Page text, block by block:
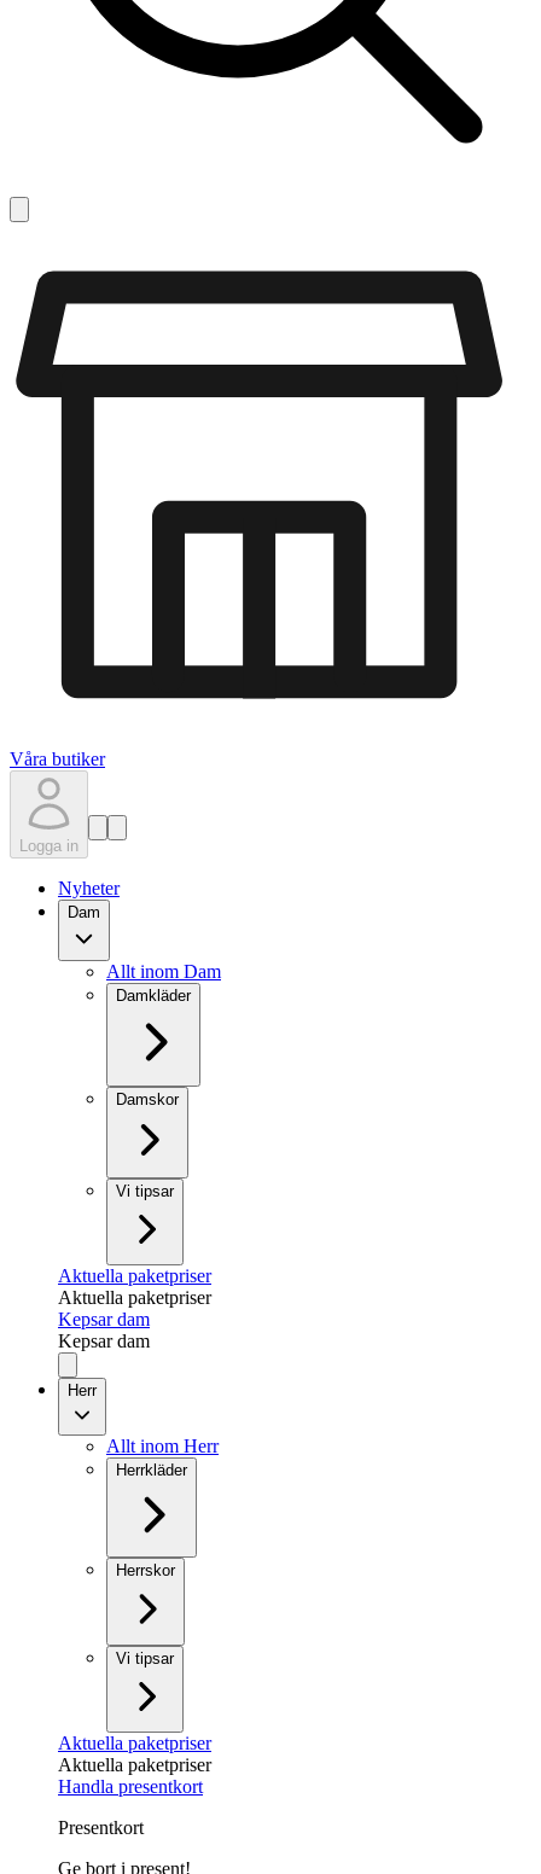
Våra butiker
Logga in
Nyheter
Dam
Allt inom Dam
Damkläder
Damskor
Vi tipsar
Aktuella paketpriser
Aktuella paketpriser
Kepsar dam
Kepsar dam
Herr
Allt inom Herr
Herrkläder
Herrskor
Vi tipsar
Aktuella paketpriser
Aktuella paketpriser
Handla presentkort
Presentkort
Ge bort i present!